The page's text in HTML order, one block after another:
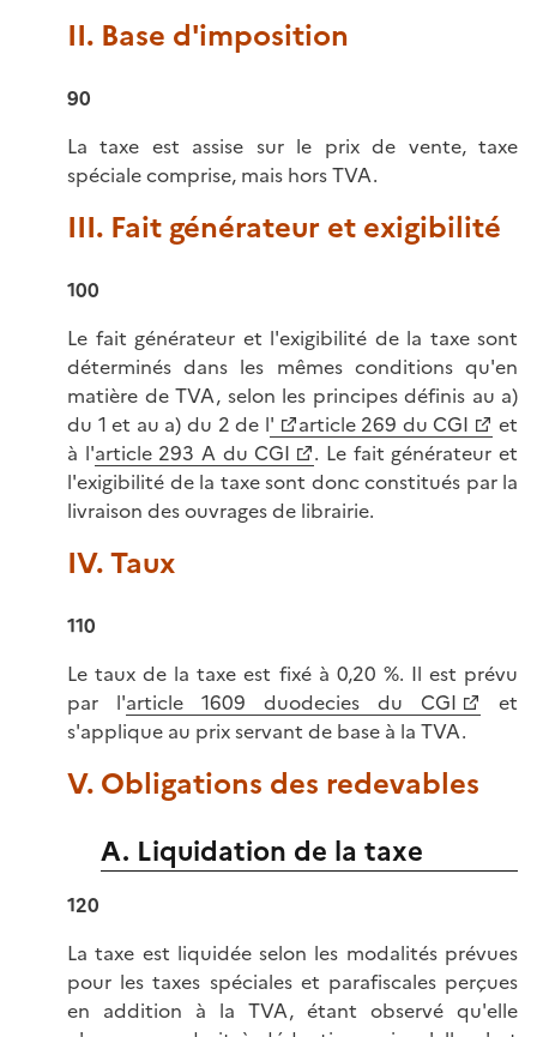
II. Base d'imposition
90
La taxe est assise sur le prix de vente, taxe
spéciale comprise, mais hors TVA.
III. Fait générateur et exigibilité
100
Le fait générateur et l'exigibilité de la taxe sont
déterminés dans les mêmes conditions qu'en
matière de TVA, selon les principes définis au a)
du 1 et au a) du 2 de l' article 269 du CGI
et
à l'article 293 A du CGI
. Le fait générateur et
l'exigibilité de la taxe sont donc constitués par la
livraison des ouvrages de librairie.
IV. Taux
110
Le taux de la taxe est fixé à 0,20 %. Il est prévu
par l'article 1609 duodecies du CGI
et
s'applique au prix servant de base à la TVA.
V. Obligations des redevables
A. Liquidation de la taxe
120
La taxe est liquidée selon les modalités prévues
pour les taxes spéciales et parafiscales perçues
en addition à la TVA, étant observé qu'elle